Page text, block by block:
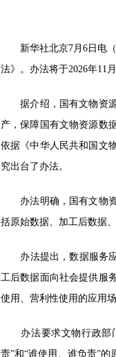
新华社北京7月6日电（
法》。办法将于2026年11
据介绍，国有文物资源
产，保障国有文物资源数
依据《中华人民共和国文
究出台了办法。
办法明确，国有文物资
括原始数据、加工后数据
办法提出，数据服务应
工后数据面向社会提供服
使用、营利性使用的应用
办法要求文物行政部门
责”和“谁使用、谁负责”